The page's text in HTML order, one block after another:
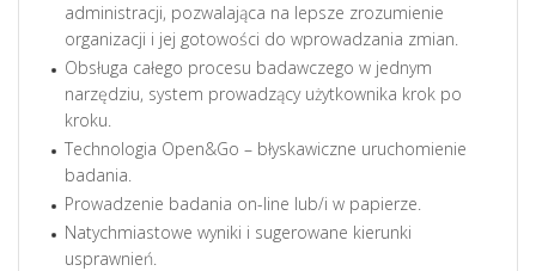
administracji, pozwalająca na lepsze zrozumienie
organizacji i jej gotowości do wprowadzania zmian.
Obsługa całego procesu badawczego w jednym
narzędziu, system prowadzący użytkownika krok po
kroku.
Technologia Open&Go – błyskawiczne uruchomienie
badania.
Prowadzenie badania on-line lub/i w papierze.
Natychmiastowe wyniki i sugerowane kierunki
usprawnień.